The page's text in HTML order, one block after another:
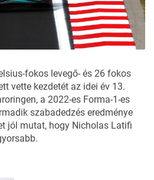
fokos levegő- és 26 fokos
vette kezdetét az idei év 13.
a 2022-es Forma-1-es
szabadedzés eredménye
jól mutat, hogy Nicholas Latifi